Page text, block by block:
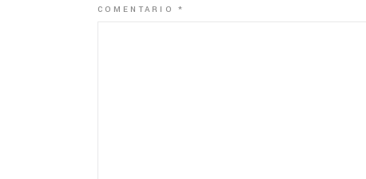
COMENTARIO*